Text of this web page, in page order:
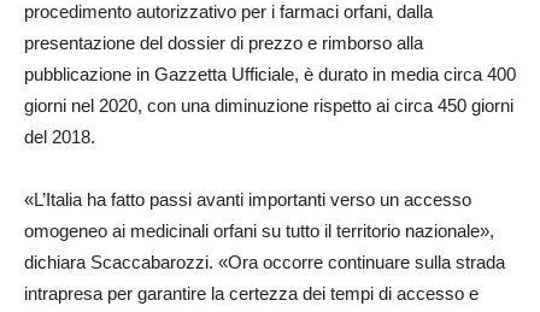
procedimento autorizzativo per i farmaci orfani, dalla
presentazione del dossier di prezzo e rimborso alla
pubblicazione in Gazzetta Ufficiale, è durato in media circa 400
giorni nel 2020, con una diminuzione rispetto ai circa 450 giorni
del 2018.
«L’Italia ha fatto passi avanti importanti verso un accesso
omogeneo ai medicinali orfani su tutto il territorio nazionale»,
dichiara Scaccabarozzi. «Ora occorre continuare sulla strada
intrapresa per garantire la certezza dei tempi di accesso e